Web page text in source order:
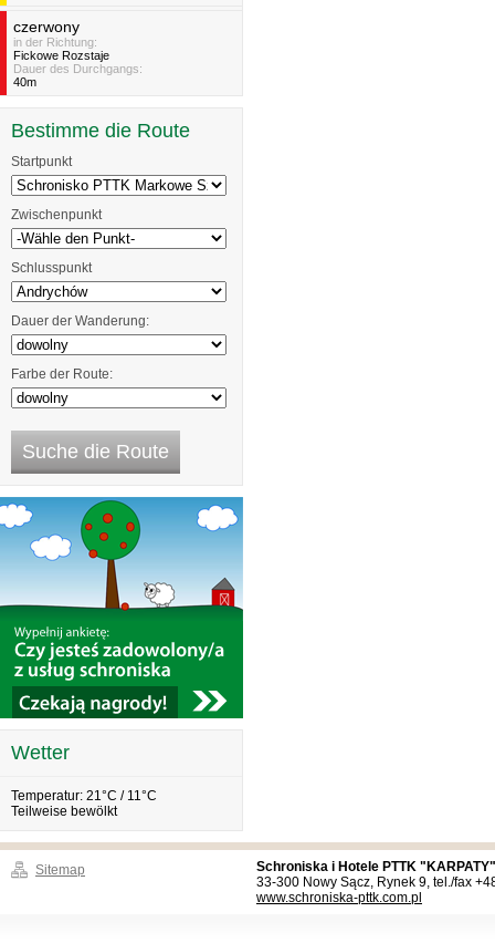
czerwony
in der Richtung:
Fickowe Rozstaje
Dauer des Durchgangs:
40m
Bestimme die Route
Startpunkt
Zwischenpunkt
Schlusspunkt
Dauer der Wanderung:
Farbe der Route:
Wetter
Temperatur: 21°C / 11°C
Teilweise bewölkt
Sitemap
Schroniska i Hotele PTTK
33-300 Nowy Sącz, Rynek 9, tel./fax
www.schroniska-pttk.com.pl